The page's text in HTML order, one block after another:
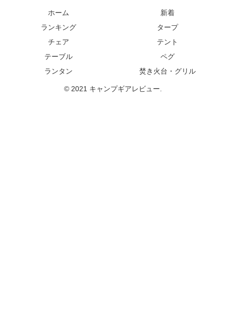
ホーム
新着
ランキング
タープ
チェア
テント
テーブル
ペグ
ランタン
焚き火台・グリル
© 2021 キャンプギアレビュー.